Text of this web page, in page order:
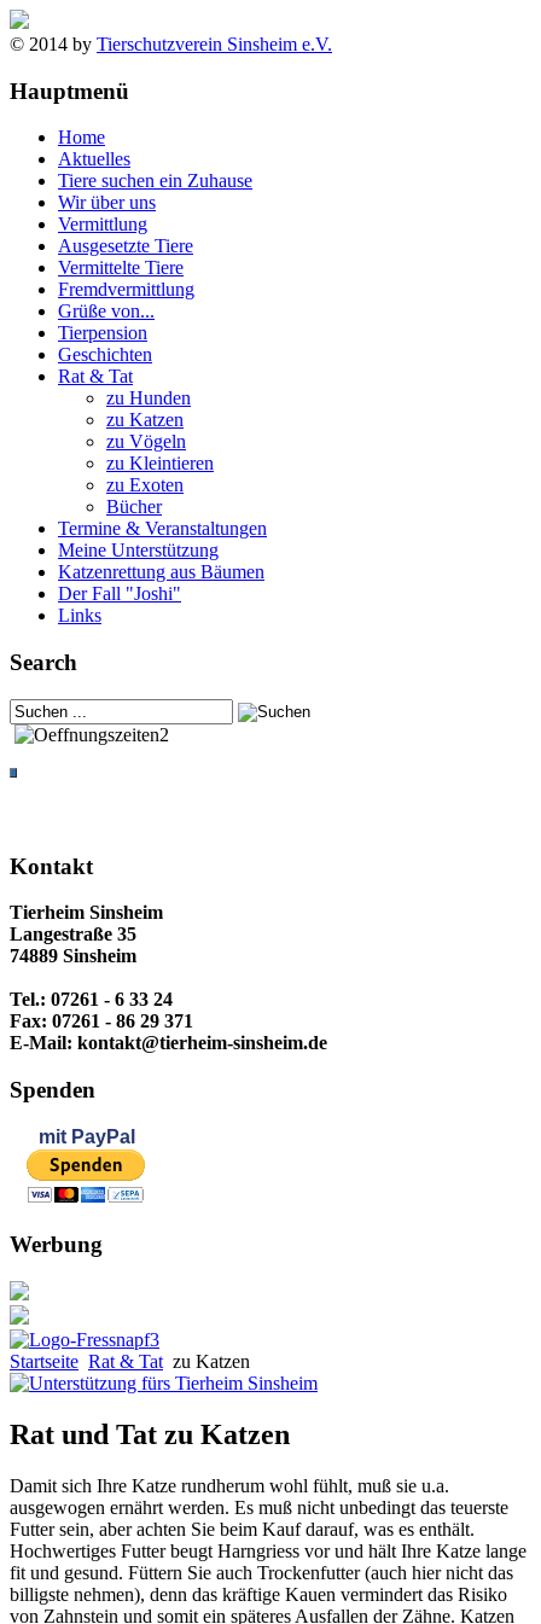
© 2014 by Tierschutzverein Sinsheim e.V.
Hauptmenü
Home
Aktuelles
Tiere suchen ein Zuhause
Wir über uns
Vermittlung
Ausgesetzte Tiere
Vermittelte Tiere
Fremdvermittlung
Grüße von...
Tierpension
Geschichten
Rat & Tat
zu Hunden
zu Katzen
zu Vögeln
zu Kleintieren
zu Exoten
Bücher
Termine & Veranstaltungen
Meine Unterstützung
Katzenrettung aus Bäumen
Der Fall "Joshi"
Links
Search
Kontakt
Tierheim Sinsheim
Langestraße 35
74889 Sinsheim
Tel.: 07261 - 6 33 24
Fax: 07261 - 86 29 371
E-Mail: kontakt@tierheim-sinsheim.de
Spenden
mit PayPal
Werbung
Startseite Rat & Tat zu Katzen
Rat und Tat zu Katzen
Damit sich Ihre Katze rundherum wohl fühlt, muß sie u.a.
ausgewogen ernährt werden. Es muß nicht unbedingt das teuerste
Futter sein, aber achten Sie beim Kauf darauf, was es enthält.
Hochwertiges Futter beugt Harngriess vor und hält Ihre Katze lange
fit und gesund. Füttern Sie auch Trockenfutter (auch hier nicht das
billigste nehmen), denn das kräftige Kauen vermindert das Risiko
von Zahnstein und somit ein späteres Ausfallen der Zähne. Katzen